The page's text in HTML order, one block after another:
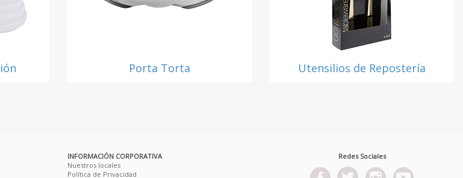
Porta Torta Utensilios de Repostería
INFORMACIÓN CORPORATIVA
Nuestros locales
Política de Privacidad
Redes Sociales